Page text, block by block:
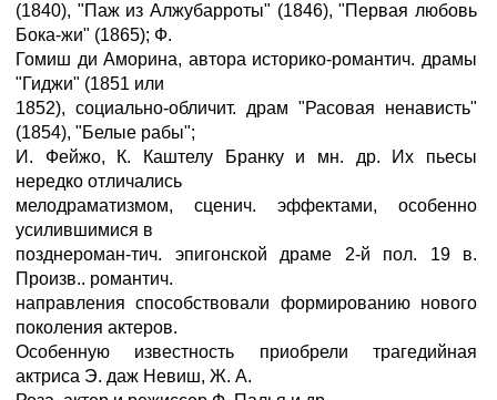
(1840), "Паж из Алжубарроты" (1846), "Первая любовь
Бока-жи" (1865); Ф.
Гомиш ди Аморина, автора историко-романтич. драмы
"Гиджи" (1851 или
1852), социально-обличит. драм "Расовая ненависть"
(1854), "Белые рабы";
И. Фейжо, К. Каштелу Бранку и мн. др. Их пьесы
нередко отличались
мелодраматизмом, сценич. эффектами, особенно
усилившимися в
позднероман-тич. эпигонской драме 2-й пол. 19 в.
Произв.. романтич.
направления способствовали формированию нового
поколения актеров.
Особенную известность приобрели трагедийная
актриса Э. даж Невиш, Ж. А.